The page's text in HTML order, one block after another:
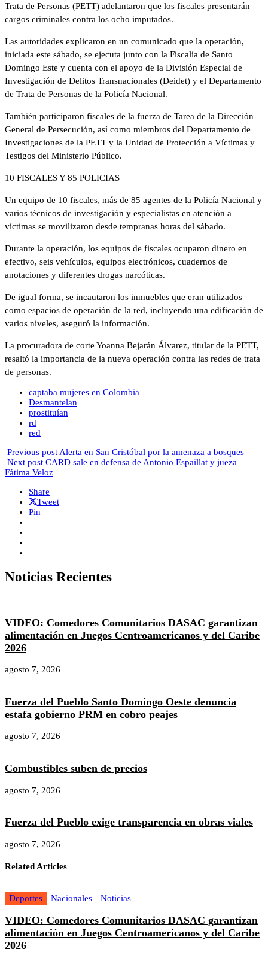
Trata de Personas (PETT) adelantaron que los fiscales presentarán
cargos criminales contra los ocho imputados.
Las autoridades explicaron en un comunicado que la operación,
iniciada este sábado, se ejecuta junto con la Fiscalía de Santo
Domingo Este y cuenta con el apoyo de la División Especial de
Investigación de Delitos Transnacionales (Deidet) y el Departamento
de Trata de Personas de la Policía Nacional.
También participaron fiscales de la fuerza de Tarea de la Dirección
General de Persecución, así como miembros del Departamento de
Investigaciones de la PETT y la Unidad de Protección a Víctimas y
Testigos del Ministerio Público.
10 FISCALES Y 85 POLICIAS
Un equipo de 10 fiscales, más de 85 agentes de la Policía Nacional y
varios técnicos de investigación y especialistas en atención a
víctimas se movilizaron desde tempranas horas del sábado.
Durante la operación, los equipos de fiscales ocuparon dinero en
efectivo, seis vehículos, equipos electrónicos, cuadernos de
anotaciones y diferentes drogas narcóticas.
De igual forma, se incautaron los inmuebles que eran utilizados
como espacios de operación de la red, incluyendo una edificación de
varios niveles, aseguró la información.
La procuradora de corte Yoanna Bejarán Álvarez, titular de la PETT,
resaltó la importancia de la nueva operación contra las redes de trata
de personas.
captaba mujeres en Colombia
Desmantelan
prostituían
rd
red
Previous post Alerta en San Cristóbal por la amenaza a bosques
Next post CARD sale en defensa de Antonio Espaillat y jueza
Fátima Veloz
Share
Tweet
Pin
Noticias Recientes
VIDEO: Comedores Comunitarios DASAC garantizan
alimentación en Juegos Centroamericanos y del Caribe
2026
agosto 7, 2026
Fuerza del Pueblo Santo Domingo Oeste denuncia
estafa gobierno PRM en cobro peajes
agosto 7, 2026
Combustibles suben de precios
agosto 7, 2026
Fuerza del Pueblo exige transparencia en obras viales
agosto 7, 2026
Related Articles
Deportes Nacionales Noticias
VIDEO: Comedores Comunitarios DASAC garantizan
alimentación en Juegos Centroamericanos y del Caribe
2026